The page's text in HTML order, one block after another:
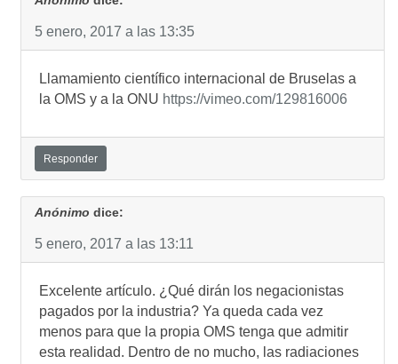
5 enero, 2017 a las 13:35
Llamamiento cientí­fico internacional de Bruselas a
la OMS y a la ONU https://vimeo.com/129816006
Responder
Anónimo dice:
5 enero, 2017 a las 13:11
Excelente artí­culo. ¿Qué dirán los negacionistas
pagados por la industria? Ya queda cada vez
menos para que la propia OMS tenga que admitir
esta realidad. Dentro de no mucho, las radiaciones